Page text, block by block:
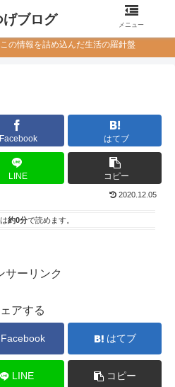
の情報を詰め込んだ生活の羅針盤
Facebook はてブ
LINE コピー
2020.12.05
約0分で読めます。
サーリンク
アする
Facebook はてブ
LINE コピー
げブログ メニュー